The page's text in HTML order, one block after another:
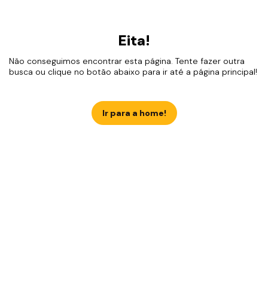
Eita!
Não conseguimos encontrar esta página. Tente fazer outra
busca ou clique no botão abaixo para ir até a página principal!
Ir para a home!